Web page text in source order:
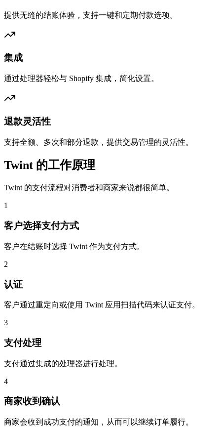
提供无缝的结账体验，支持一键和定期付款选项。
集成
通过处理器轻松与 Shopify 集成，简化设置。
退款灵活性
支持全额、多次和部分退款，提供交易管理的灵活性。
Twint 的工作原理
Twint 的支付流程对消费者和商家来说都很简单。
1
客户选择支付方式
客户在结账时选择 Twint 作为支付方式。
2
认证
客户通过重定向或使用 Twint 应用扫描代码来认证支付。
3
支付处理
支付通过集成的处理器进行处理。
4
商家收到确认
商家会收到成功支付的通知，从而可以继续订单履行。